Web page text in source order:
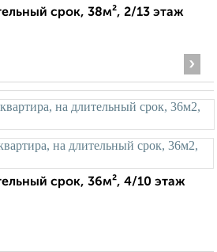
срок, 38м², 2/13 этаж
›
срок, 36м², 4/10 этаж